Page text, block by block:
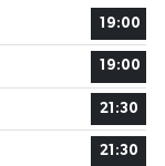
19:00
19:00
21:30
21:30